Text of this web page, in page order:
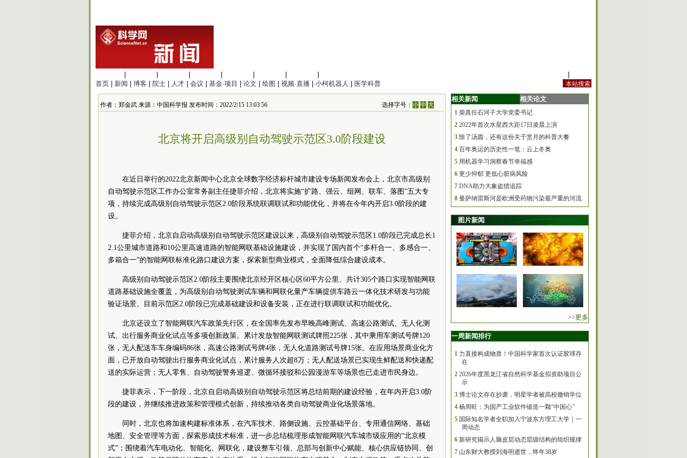
首页
新闻 博客 院士 人才 会议 基金·项目 论文 绘图 视频·直播 小柯机器人 医学科普
作者：郑金武 来源：中国科学报 发布时间：2022/2/15 13:03:56 选择字号：小 中 大
北京将开启高级别自动驾驶示范区3.0阶段建设
在近日举行的2022北京新闻中心北京全球数字经济标杆城市建设专场新闻发布会上，北京市高级别
自动驾驶示范区工作办公室常务副主任捷菲介绍，北京将实施“扩路、强云、组网、联车、落图”五大专
项，持续完成高级别自动驾驶示范区2.0阶段系统联调联试和功能优化，并将在今年内开启3.0阶段的建
设。
捷菲介绍，北京自启动高级别自动驾驶示范区建设以来，高级别自动驾驶示范区1.0阶段已完成总长1
2.1公里城市道路和10公里高速道路的智能网联基础设施建设，并实现了国内首个“多杆合一、多感合一、
多箱合一”的智能网联标准化路口建设方案，探索新型商业模式，全面降低综合建设成本。
高级别自动驾驶示范区2.0阶段主要围绕北京经开区核心区60平方公里、共计305个路口实现智能网联
道路基础设施全覆盖，为高级别自动驾驶测试车辆和网联化量产车辆提供车路云一体化技术研发与功能
验证场景。目前示范区2.0阶段已完成基础建设和设备安装，正在进行联调联试和功能优化。
北京还设立了智能网联汽车政策先行区，在全国率先发布早晚高峰测试、高速公路测试、无人化测
试、出行服务商业化试点等多项创新政策。累计发放智能网联测试牌照225张，其中乘用车测试号牌120
张，无人配送车车身编码86张，高速公路测试号牌4张，无人化道路测试号牌15张。在应用场景商业化方
面，已开放自动驾驶出行服务商业化试点，累计服务人次超8万；无人配送场景已实现生鲜配送和快递配
送的实际运营；无人零售、自动驾驶警务巡逻、微循环接驳和公园漫游车等场景也已走进市民身边。
捷菲表示，下一阶段，北京自启动高级别自动驾驶示范区将总结前期的建设经验，在年内开启3.0阶
段的建设，并继续推进政策和管理模式创新，持续推动各类自动驾驶商业化场景落地。
同时，北京也将加速构建标准体系，在汽车技术、路侧设施、云控基础平台、专用通信网络、基础
地图、安全管理等方面，探索形成技术标准，进一步总结梳理形成智能网联汽车城市级应用的“北京模
式”；围绕着汽车电动化、智能化、网联化，建设整车引领、总部与创新中心赋能、核心供应链协同、创
相关新闻 相关论文
1 柴真任石河子大学党委书记
2 2022年首次水星西大距17日凌晨上演
3 除了汤圆，还有这份关于赏月的科普大餐
4 百年奥运的历史性一笔：云上冬奥
5 用机器学习洞察春节幸福感
6 更少抑郁 更低心脏病风险
7 DNA助力大象盗猎追踪
8 曼萨纳雷斯河是欧洲受药物污染最严重的河流
图片新闻
>>更多
一周新闻排行
1 力直接构成物质！中国科学家首次认证胶球存
在
2 2026年度黑龙江省自然科学基金拟资助项目公
示
3 博士论文存在抄袭，明星学者被高校撤销学位
4 杨周旺：为国产工业软件锻造一颗“中国心”
5 国际知名学者全职加入宁波东方理工大学｜一
周动态
6 新研究揭示人脑皮层动态层级结构的组织规律
7 山东财大教授刘海明逝世，终年38岁